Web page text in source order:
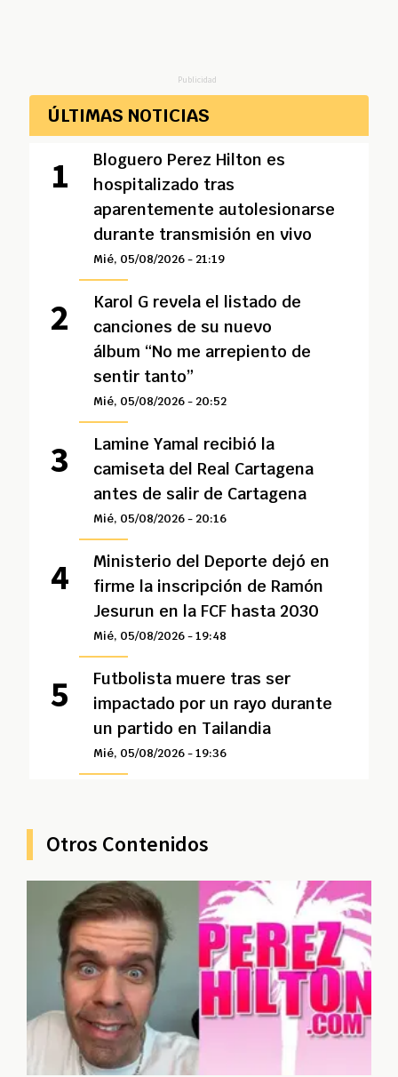
Publicidad
ÚLTIMAS NOTICIAS
Bloguero Perez Hilton es
hospitalizado tras
aparentemente autolesionarse
durante transmisión en vivo
Mié, 05/08/2026 - 21:19
Karol G revela el listado de
canciones de su nuevo
álbum “No me arrepiento de
sentir tanto”
Mié, 05/08/2026 - 20:52
Lamine Yamal recibió la
camiseta del Real Cartagena
antes de salir de Cartagena
Mié, 05/08/2026 - 20:16
Ministerio del Deporte dejó en
firme la inscripción de Ramón
Jesurun en la FCF hasta 2030
Mié, 05/08/2026 - 19:48
Futbolista muere tras ser
impactado por un rayo durante
un partido en Tailandia
Mié, 05/08/2026 - 19:36
Otros Contenidos